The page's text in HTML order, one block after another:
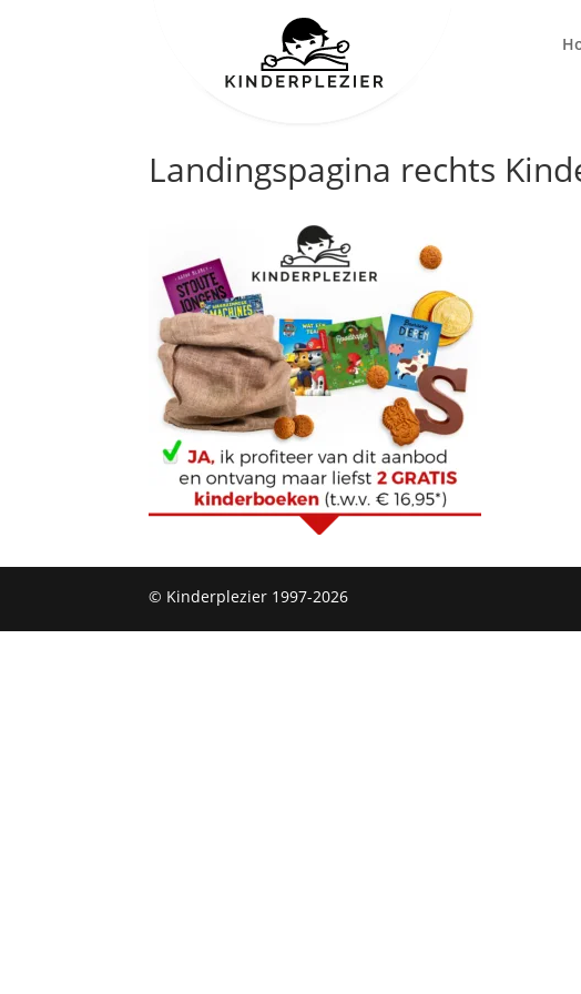
Landingspagina rechts
© Kinderplezier 1997-2026